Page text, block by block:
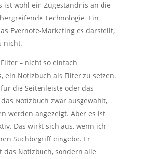
ist wohl ein Zugeständnis an die
Technologie. Ein
Evernote-Marketing es darstellt,
nicht.
– nicht so einfach
ein Notizbuch als Filter zu setzen.
die Seitenleiste oder das
Notizbuch zwar ausgewählt,
werden angezeigt. Aber es ist
Das wirkt sich aus, wenn ich
Suchbegriff eingebe. Er
das Notizbuch, sondern alle